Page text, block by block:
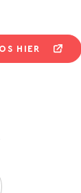
HIER